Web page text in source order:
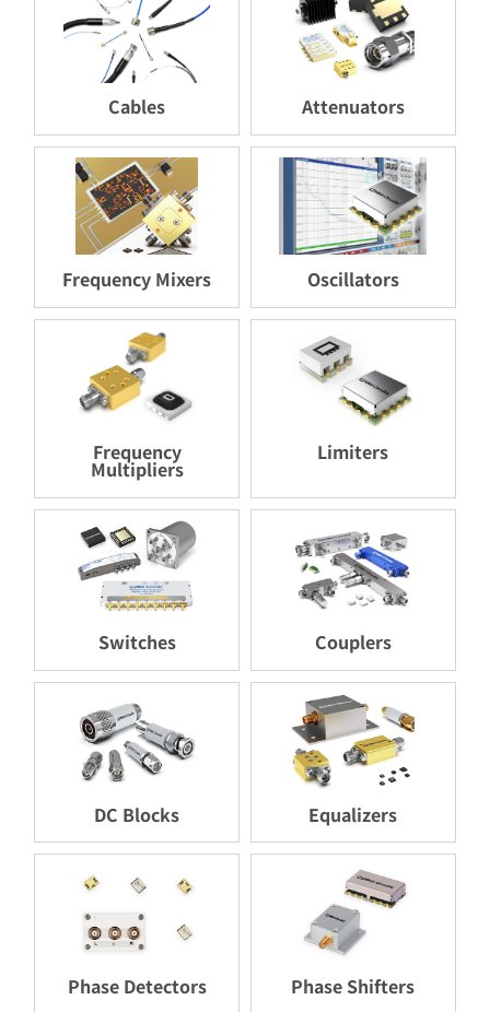
Cables Attenuators
Frequency Mixers Oscillators
Frequency
Multipliers
Limiters
Switches Couplers
DC Blocks Equalizers
Phase Detectors Phase Shifters